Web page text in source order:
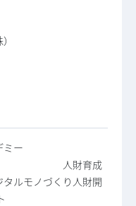
ー（株）
アカデミー
育成
ルモノづくり人財開